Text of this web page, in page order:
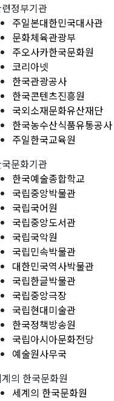
정부기관
주일본대한민국대사관
문화체육관광부
주오사카한국문화원
코리아넷
한국관광공사
한국콘텐츠진흥원
국외소재문화유산재단
한국농수산식품유통공사
주일한국교육원
문화기관
한국예술종합학교
국립중앙박물관
국립국어원
국립중앙도서관
국립국악원
국립민속박물관
대한민국역사박물관
국립한글박물관
국립중앙극장
국립현대미술관
한국정책방송원
국립아시아문화전당
예술원사무국
의 한국문화원
세계의 한국문화원